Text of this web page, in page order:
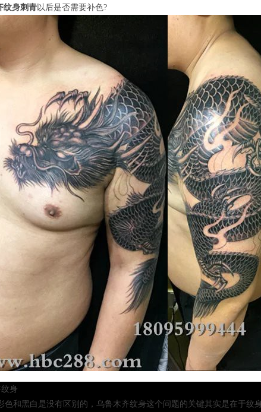
纹身刺青以后是否需要补色?
身
和黑白是没有区别的，乌鲁木齐纹身这个问题的关键其实是在于纹